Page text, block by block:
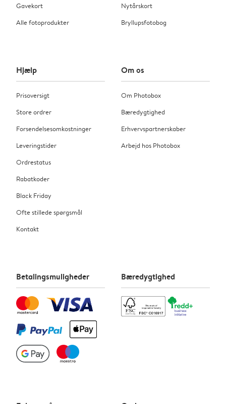
Gavekort
Alle fotoprodukter
Nytårskort
Bryllupsfotobog
Hjælp
Prisoversigt
Store ordrer
Forsendelsesomkostninger
Leveringstider
Ordrestatus
Rabatkoder
Black Friday
Ofte stillede spørgsmål
Kontakt
Om os
Om Photobox
Bæredygtighed
Erhvervspartnerskaber
Arbejd hos Photobox
Betalingsmuligheder Bæredygtighed